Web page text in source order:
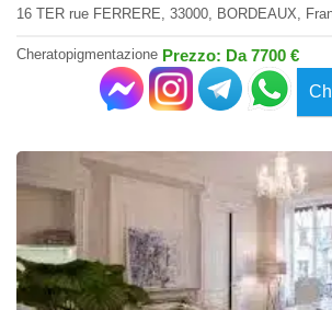
16 TER rue FERRERE, 33000, BORDEAUX,
Cheratopigmentazione Prezzo: Da 7700 €